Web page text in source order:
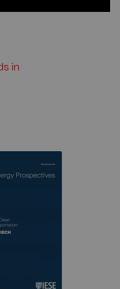
in